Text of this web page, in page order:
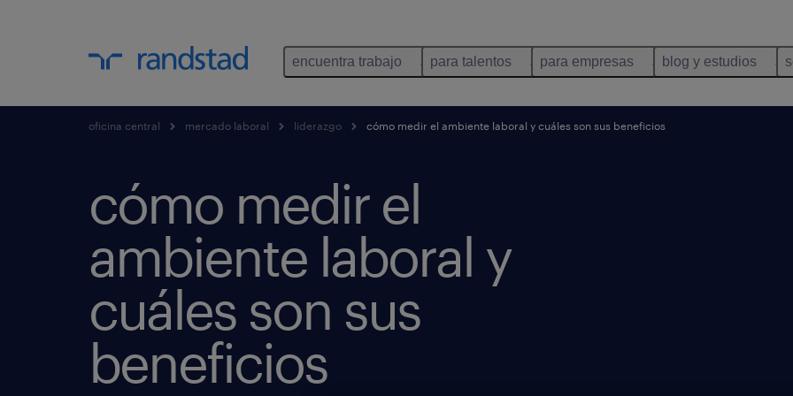
encuentra trabajo para talentos para empresas blog y estudios
oficina central mercado laboral liderazgo cómo medir el ambiente laboral y cuáles son sus beneficios
cómo medir el
ambiente laboral y
cuáles son sus
beneficios